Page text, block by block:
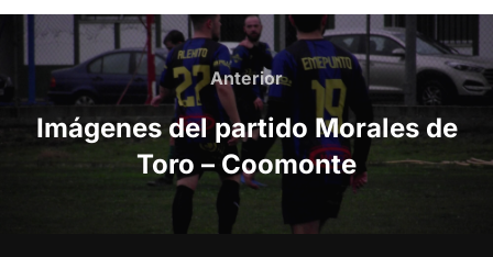
Navegación
de
entradas
Anterior
Anterior
Imágenes del partido Morales de
Toro – Coomonte